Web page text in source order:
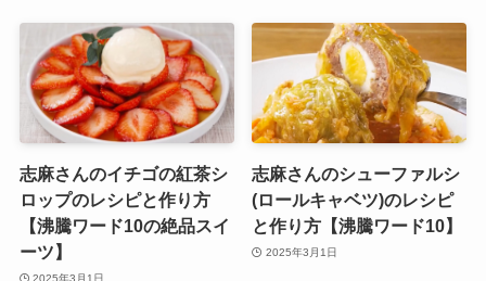
志麻さんのイチゴの紅茶シ
ロップのレシピと作り方
【沸騰ワード10の絶品スイ
ーツ】
2025年3月1日
志麻さんのシューファルシ
(ロールキャベツ)のレシピ
と作り方【沸騰ワード10】
2025年3月1日